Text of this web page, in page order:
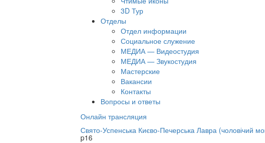
3D Тур
Отделы
Отдел информации
Социальное служение
МЕДИА — Видеостудия
МЕДИА — Звукостудия
Мастерские
Вакансии
Контакты
Вопросы и ответы
Онлайн трансляция
12 сентября
Свято-Успенська Києво-Печерська Лавра (чоловічий
p16